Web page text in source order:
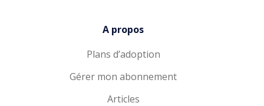
A propos
Plans d’adoption
Gérer mon abonnement
Articles